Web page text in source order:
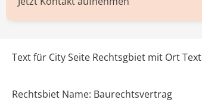
Text für City Seite Rechtsgbiet mit Ort Text
Rechtsbiet Name: Baurechtsvertrag